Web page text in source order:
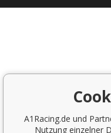
A1Racing.de und
Nutzung einzelner